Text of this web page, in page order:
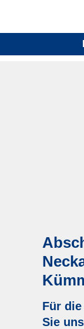
Für
Sie